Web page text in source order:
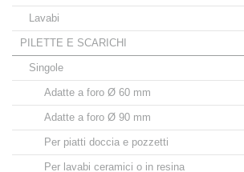
Lavabi
PILETTE E SCARICHI
Singole
Adatte a foro Ø 60 mm
Adatte a foro Ø 90 mm
Per piatti doccia e pozzetti
Per lavabi ceramici o in resina